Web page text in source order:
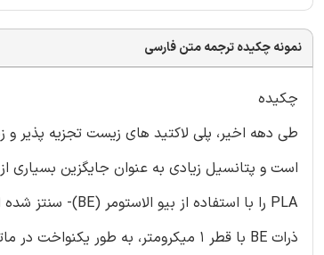
نمونه چکیده ترجمه متن فارسی
چکیده
است و پتانسیل زیادی به عنوان جایگزین